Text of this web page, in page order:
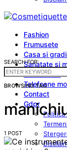
Fashion
Frumusete
Casa si
Sanatate si
Cum sa fac
Telefoane
Contact
Gdpr
SEARCH FOR:
BROWSING TAG
1 POST